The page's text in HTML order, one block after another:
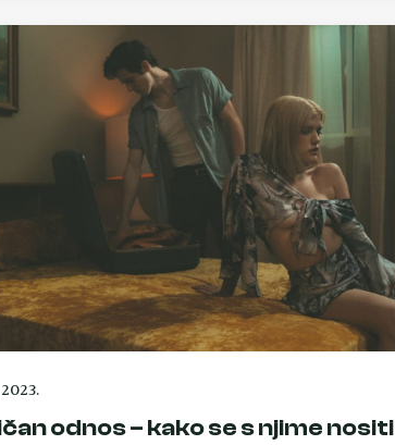
odnos – kako se s njime nositi